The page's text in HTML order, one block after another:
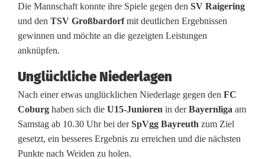
d
e
r
l
a
g
e
Die Mannschaft konnte ihre Spiele gegen den SV Raigering
und den TSV Großbardorfmit deutlichen Ergebnissen
gewinnen und möchte an die gezeigten Leistungen
anknüpfen.
Unglückliche Niederlagen
Nach einer etwas unglücklichen Niederlage gegen den FC
Coburg haben sich die U15-Junioren in derBayernliga am
Samstag ab 10.30 Uhr bei derSpVgg Bayreuth zum Ziel
gesetzt, ein besseres Ergebnis zu erreichen und die nächsten
Punkte nach Weiden zu holen.